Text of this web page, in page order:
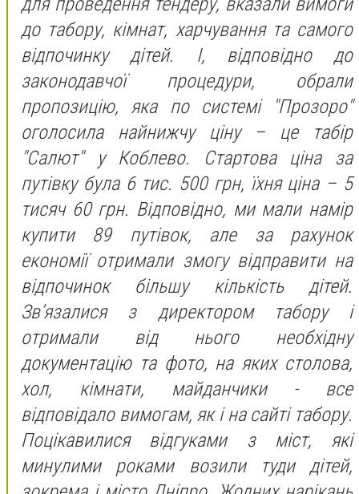
до табору, кімнат, харчування та самого
відпочинку дітей. І, відповідно до
законодавчої процедури, обрали
пропозицію, яка по системі "Прозоро"
оголосила найнижчу ціну – це табір
"Салют" у Коблево. Стартова ціна за
путівку була 6 тис. 500 грн, їхня ціна – 5
тисяч 60 грн. Відповідно, ми мали намір
купити 89 путівок, але за рахунок
економії отримали змогу відправити на
відпочинок більшу кількість дітей.
Зв’язалися з директором табору і
отримали від нього необхідну
документацію та фото, на яких столова,
хол, кімнати, майданчики - все
відповідало вимогам, як і на сайті табору.
Поцікавилися відгуками з міст, які
минулими роками возили туди дітей,